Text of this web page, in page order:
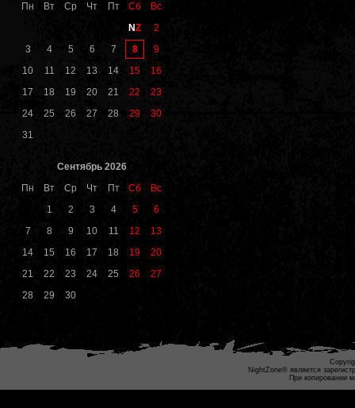
Пн
Вт Ср Чт Пт Сб
Вс
NZ
2
3
4 5 6 7 8
9
10
11 12 13 14 15
16
17
18 19 20 21 22
23
24
25 26 27 28 29
30
31
Сентябрь 2026
Пн
Вт Ср Чт Пт Сб
Вс
1
2 3 4 5
6
7
8 9 10 11 12
13
14
15 16 17 18 19
20
21
22 23 24 25 26
27
28
29 30
NightZone® является
При копировании